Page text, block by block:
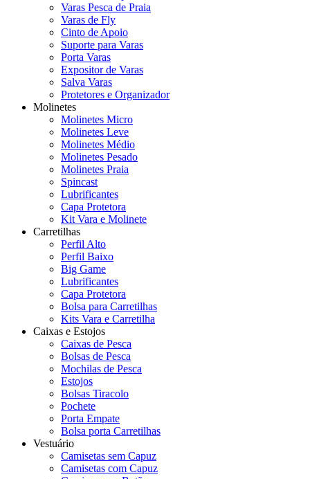
Varas Pesca de Praia
Varas de Fly
Cinto de Apoio
Suporte para Varas
Porta Varas
Expositor de Varas
Salva Varas
Protetores e Organizador
Molinetes
Molinetes Micro
Molinetes Leve
Molinetes Médio
Molinetes Pesado
Molinetes Praia
Spincast
Lubrificantes
Capa Protetora
Kit Vara e Molinete
Carretilhas
Perfil Alto
Perfil Baixo
Big Game
Lubrificantes
Capa Protetora
Bolsa para Carretilhas
Kits Vara e Carretilha
Caixas e Estojos
Caixas de Pesca
Bolsas de Pesca
Mochilas de Pesca
Estojos
Bolsas Tiracolo
Pochete
Porta Empate
Bolsa porta Carretilhas
Vestuário
Camisetas sem Capuz
Camisetas com Capuz